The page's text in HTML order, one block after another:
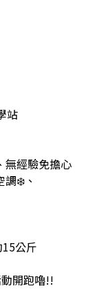
站
無經驗免擔心
調❄️、
公斤
開跑嚕!!